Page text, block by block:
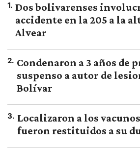
1. Dos bolivarenses
accidente en la 205 a la
Alvear
2. Condenaron a 3 años de
suspenso a autor de
Bolívar
3. Localizaron a los
fueron restituidos a su